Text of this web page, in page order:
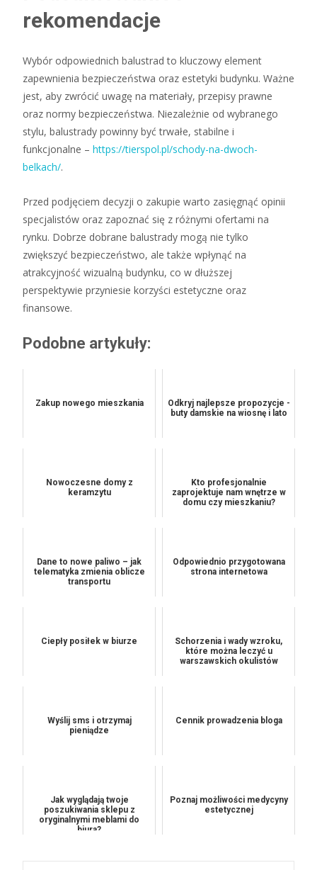
rekomendacje
Wybór odpowiednich balustrad to kluczowy element
zapewnienia bezpieczeństwa oraz estetyki budynku. Ważne
jest, aby zwrócić uwagę na materiały, przepisy prawne
oraz normy bezpieczeństwa. Niezależnie od wybranego
stylu, balustrady powinny być trwałe, stabilne i
funkcjonalne – https://tierspol.pl/schody-na-dwoch-
belkach/.
Przed podjęciem decyzji o zakupie warto zasięgnąć opinii
specjalistów oraz zapoznać się z różnymi ofertami na
rynku. Dobrze dobrane balustrady mogą nie tylko
zwiększyć bezpieczeństwo, ale także wpłynąć na
atrakcyjność wizualną budynku, co w dłuższej
perspektywie przyniesie korzyści estetyczne oraz
finansowe.
Podobne artykuły:
Zakup nowego mieszkania
Odkryj najlepsze propozycje -
buty damskie na wiosnę i lato
Nowoczesne domy z
keramzytu
Kto profesjonalnie
zaprojektuje nam wnętrze w
domu czy mieszkaniu?
Dane to nowe paliwo – jak
telematyka zmienia oblicze
transportu
Odpowiednio przygotowana
strona internetowa
Ciepły posiłek w biurze
Schorzenia i wady wzroku,
które można leczyć u
warszawskich okulistów
Wyślij sms i otrzymaj
pieniądze
Cennik prowadzenia bloga
Jak wyglądają twoje
poszukiwania sklepu z
oryginalnymi meblami do
biura?
Poznaj możliwości medycyny
estetycznej